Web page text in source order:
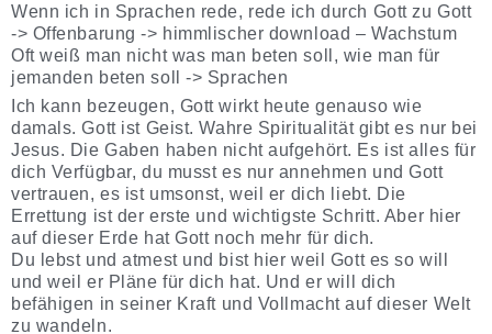
Wenn ich in Sprachen rede, rede ich durch Gott zu Gott
-> Offenbarung -> himmlischer download – Wachstum
Oft weiß man nicht was man beten soll, wie man für
jemanden beten soll -> Sprachen
Ich kann bezeugen, Gott wirkt heute genauso wie
damals. Gott ist Geist. Wahre Spiritualität gibt es nur bei
Jesus. Die Gaben haben nicht aufgehört. Es ist alles für
dich Verfügbar, du musst es nur annehmen und Gott
vertrauen, es ist umsonst, weil er dich liebt. Die
Errettung ist der erste und wichtigste Schritt. Aber hier
auf dieser Erde hat Gott noch mehr für dich.
Du lebst und atmest und bist hier weil Gott es so will
und weil er Pläne für dich hat. Und er will dich
befähigen in seiner Kraft und Vollmacht auf dieser Welt
zu wandeln.